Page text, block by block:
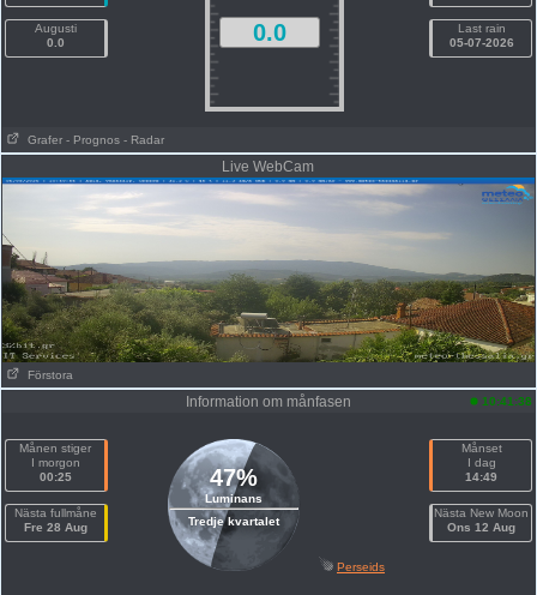
Augusti
0.0
0.0
Last rain
05-07-2026
Grafer - Prognos - Radar
Live WebCam
Förstora
Information om månfasen 10:41:38
Månen stiger
I morgon
00:25
Nästa fullmåne
Fre 28 Aug
47%
Luminans
Tredje kvartalet
Månset
I dag
14:49
Nästa New Moon
Ons 12 Aug
Perseids